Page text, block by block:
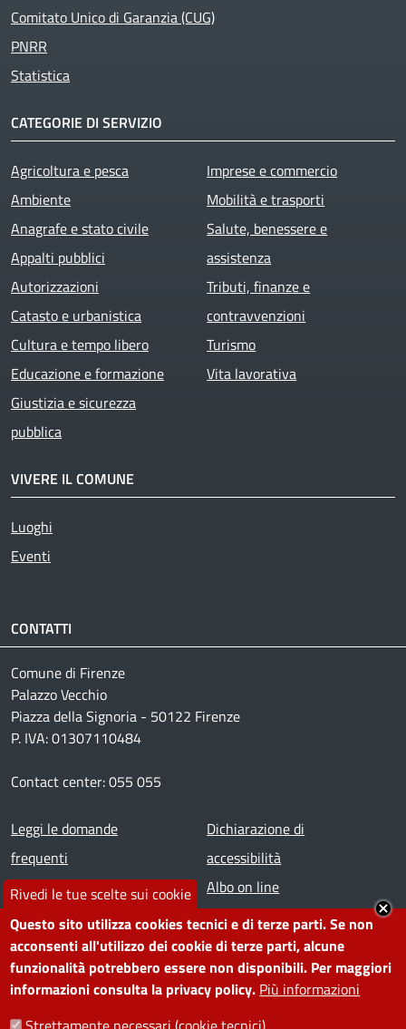
Rivedi le tue scelte sui cookie
Questo sito utilizza cookies tecnici e di terze parti. Se non
acconsenti all'utilizzo dei cookie di terze parti, alcune
funzionalità potrebbero essere non disponibili. Per maggiori
informazioni consulta la privacy policy. Più informazioni
Comitato Unico di Garanzia (CUG)
PNRR
Statistica
CATEGORIE DI SERVIZIO
Agricoltura e pesca
Ambiente
Anagrafe e stato civile
Appalti pubblici
Autorizzazioni
Catasto e urbanistica
Cultura e tempo libero
Educazione e formazione
Giustizia e sicurezza
pubblica
Imprese e commercio
Mobilità e trasporti
Salute, benessere e
assistenza
Tributi, finanze e
contravvenzioni
Turismo
Vita lavorativa
VIVERE IL COMUNE
Luoghi
Eventi
CONTATTI
Comune di Firenze
Palazzo Vecchio
Piazza della Signoria - 50122 Firenze
P. IVA: 01307110484
Contact center: 055 055
Footer menu
Leggi le domande
frequenti
Prenota appuntamento
Segnala disservizio
Amministrazione
trasparente
Note legali
Dichiarazione di
accessibilità
Albo on line
Redazione web
Piano di miglioramento dei
servizi
Contatti